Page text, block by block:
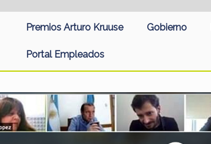
Premios Arturo Kruuse Gobierno
Portal Empleados